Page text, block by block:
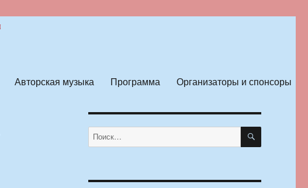
Авторская музыка Программа Организаторы и спонсоры
Искать: ПОИСК